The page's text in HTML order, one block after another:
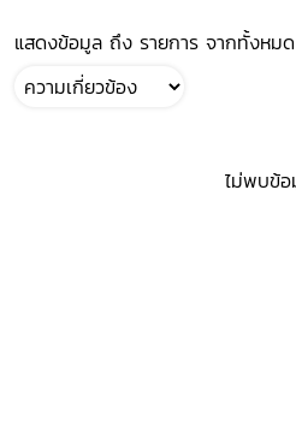
แสดงข้อมูล ถึง รายการ จากทั้งหม
ไม่พบข้